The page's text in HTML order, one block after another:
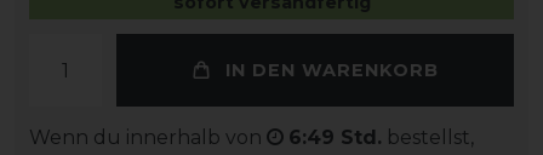
IN DEN WARENKORB
Wenn du innerhalb von 6:49 Std. bestellst,